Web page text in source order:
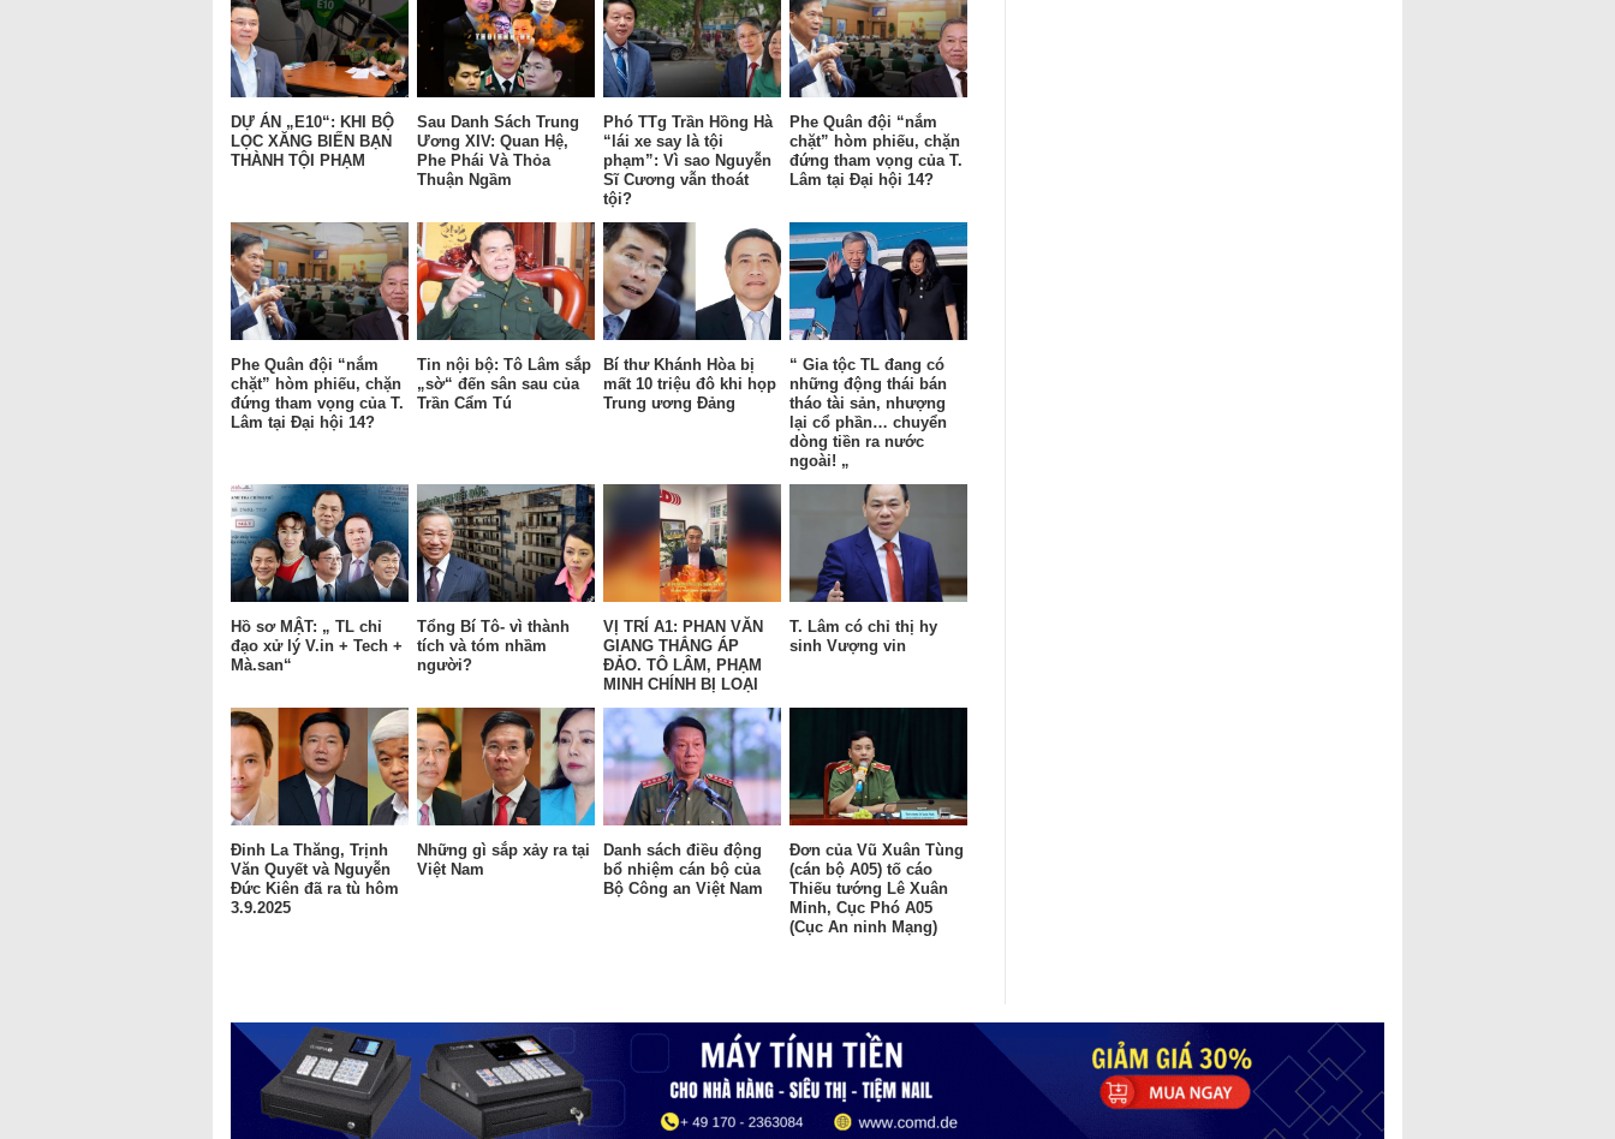
DỰ ÁN „E10“: KHI BỘ
LỌC XĂNG BIẾN BẠN
THÀNH TỘI PHẠM
Sau Danh Sách Trung
Ương XIV: Quan Hệ,
Phe Phái Và Thỏa
Thuận Ngầm
Phó TTg Trần Hồng Hà
“lái xe say là tội
phạm”: Vì sao Nguyễn
Sĩ Cương vẫn thoát
tội?
Phe Quân đội “nắm
chặt” hòm phiếu, chặn
đứng tham vọng của T.
Lâm tại Đại hội 14?
Phe Quân đội “nắm
chặt” hòm phiếu, chặn
đứng tham vọng của T.
Lâm tại Đại hội 14?
Tin nội bộ: Tô Lâm sắp
„sờ“ đến sân sau của
Trần Cẩm Tú
Bí thư Khánh Hòa bị
mất 10 triệu đô khi họp
Trung ương Đảng
“ Gia tộc TL đang có
những động thái bán
tháo tài sản, nhượng
lại cổ phần… chuyển
dòng tiền ra nước
ngoài! „
Hồ sơ MẬT: „ TL chỉ
đạo xử lý V.in + Tech +
Mà.san“
Tổng Bí Tô- vì thành
tích và tóm nhầm
người?
VỊ TRÍ A1: PHAN VĂN
GIANG THẮNG ÁP
ĐẢO. TÔ LÂM, PHẠM
MINH CHÍNH BỊ LOẠI
T. Lâm có chỉ thị hy
sinh Vượng vin
Đinh La Thăng, Trịnh
Văn Quyết và Nguyễn
Đức Kiên đã ra tù hôm
3.9.2025
Những gì sắp xảy ra tại
Việt Nam
Danh sách điều động
bổ nhiệm cán bộ của
Bộ Công an Việt Nam
Ðơn của Vũ Xuân Tùng
(cán bộ A05) tố cáo
Thiếu tướng Lê Xuân
Minh, Cục Phó A05
(Cục An ninh Mạng)